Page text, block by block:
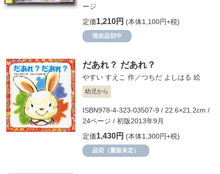
ージ
定価1,210円 (本体1,100円+税)
現在品切中
だあれ？ だあれ？
やすい すえこ 作／つちだ よしはる 絵
幼児から
ISBN978-4-323-03507-9 / 22.6×21.2cm /
24ページ / 初版2013年9月
定価1,430円 (本体1,300円+税)
品切（重版未定）